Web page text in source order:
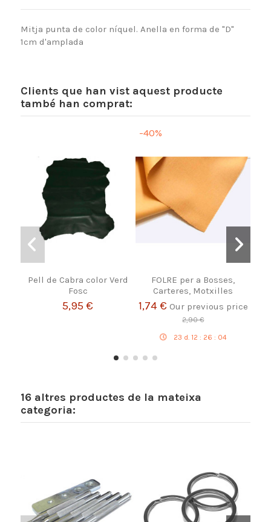
Mitja punta de color níquel. Anella en forma de "D"
1cm d'amplada
Clients que han vist aquest producte
també han comprat:
Pell de Cabra color Verd
Fosc
5,95 €
-40%
FOLRE per a Bosses,
Carteres, Motxilles
1,74 € Our previous price
2,90 €
23 d. 12 : 26 : 03
16 altres productes de la mateixa
categoria: